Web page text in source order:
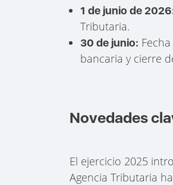
1 de junio de
Tributaria.
30 de junio:
bancaria y cierre
Novedades
El ejercicio 2025
Agencia Tributaria